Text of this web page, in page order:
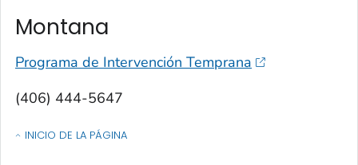
Montana
Programa de Intervención Temprana
(406) 444-5647
INICIO DE LA PÁGINA
OF CONTACTOS POR ESTADO, TERRITORIO O ESTADO LIBRE